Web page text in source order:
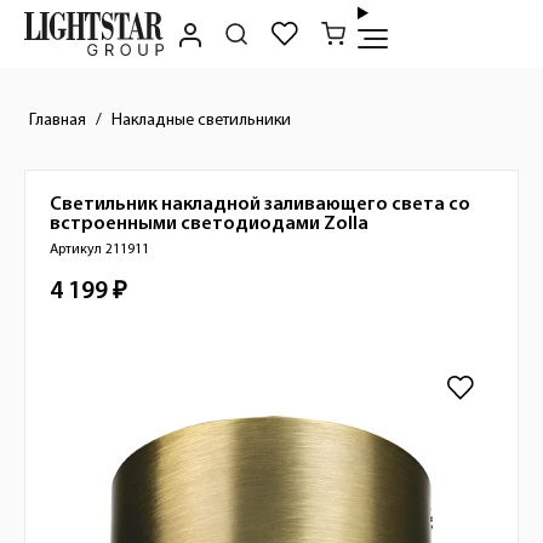
Главная Накладные светильники
Краткое описание товара
Светильник накладной заливающего света со
встроенными светодиодами Zolla
Артикул 211911
Стоимость товара
4 199 ₽